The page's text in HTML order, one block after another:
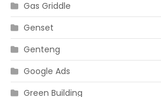
Gas Griddle
Genset
Genteng
Google Ads
Green Building